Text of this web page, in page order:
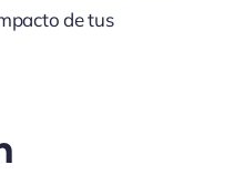
de tus